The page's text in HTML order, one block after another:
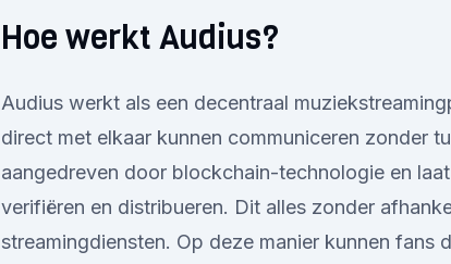
Hoe werkt Audius?
Audius werkt als een decentraal
direct met elkaar kunnen communiceren zonder
aangedreven door blockchain-technologie en
verifiëren en distribueren. Dit alles zonder
streamingdiensten. Op deze manier kunnen fans